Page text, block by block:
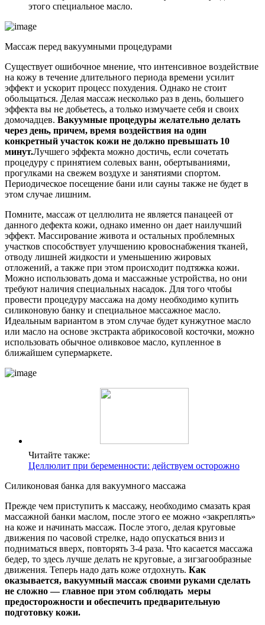
этого специальное масло.
Массаж перед вакуумными процедурами
Существует ошибочное мнение, что интенсивное воздействие
на кожу в течение длительного периода времени усилит
эффект и ускорит процесс похудения. Однако не стоит
обольщаться. Делая массаж несколько раз в день, большего
эффекта вы не добьетесь, а только измучаете себя и своих
домочадцев. Вакуумные процедуры желательно делать
через день, причем, время воздействия на один
конкретный участок кожи не должно превышать 10
минут.Лучшего эффекта можно достичь, если сочетать
процедуру с принятием солевых ванн, обертываниями,
прогулками на свежем воздухе и занятиями спортом.
Периодическое посещение бани или сауны также не будет в
этом случае лишним.
Помните, массаж от целлюлита не является панацеей от
данного дефекта кожи, однако именно он дает наилучший
эффект. Массирование живота и остальных проблемных
участков способствует улучшению кровоснабжения тканей,
отводу лишней жидкости и уменьшению жировых
отложений, а также при этом происходит подтяжка кожи.
Можно использовать дома и массажные устройства, но они
требуют наличия специальных насадок. Для того чтобы
провести процедуру массажа на дому необходимо купить
силиконовую банку и специальное массажное масло.
Идеальным вариантом в этом случае будет кунжутное масло
или масло на основе экстракта абрикосовой косточки, можно
использовать обычное оливковое масло, купленное в
ближайшем супермаркете.
Читайте также:
Целлюлит при беременности: действуем осторожно
Силиконовая банка для вакуумного массажа
Прежде чем приступить к массажу, необходимо смазать края
массажной банки маслом, после этого ее можно «закреплять»
на коже и начинать массаж. После этого, делая круговые
движения по часовой стрелке, надо опускаться вниз и
подниматься вверх, повторять 3-4 раза. Что касается массажа
бедер, то здесь лучше делать не круговые, а зигзагообразные
движения. Теперь надо дать коже отдохнуть. Как
оказывается, вакуумный массаж своими руками сделать
не сложно — главное при этом соблюдать меры
предосторожности и обеспечить предварительную
подготовку кожи.